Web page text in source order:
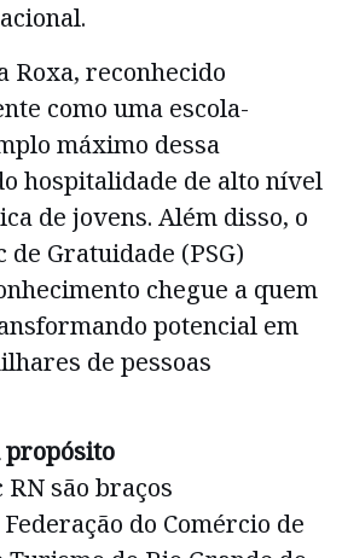
Roxa, reconhecido
como uma escola-
máximo dessa
hospitalidade de alto nível
de jovens. Além disso, o
de Gratuidade (PSG)
chegue a quem
potencial em
de pessoas
propósito
RN são braços
do Comércio de